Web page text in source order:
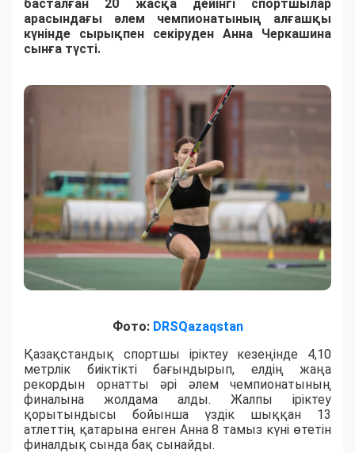
басталған 20 жасқа дейінгі спортшылар
арасындағы әлем чемпионатының алғашқы
күнінде сырықпен секіруден Анна Черкашина
сынға түсті.
Фото: DRSQazaqstan
Қазақстандық спортшы іріктеу кезеңінде 4,10
метрлік биіктікті бағындырып, елдің жаңа
рекордын орнатты әрі әлем чемпионатының
финалына жолдама алды. Жалпы іріктеу
қорытындысы бойынша үздік шыққан 13
атлеттің қатарына енген Анна 8 тамыз күні өтетін
финалдық сында бақ сынайды.